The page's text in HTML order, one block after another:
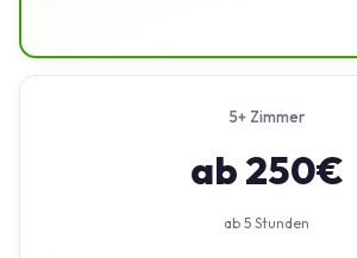
5+ Zimmer
ab 250€
ab 5 Stunden